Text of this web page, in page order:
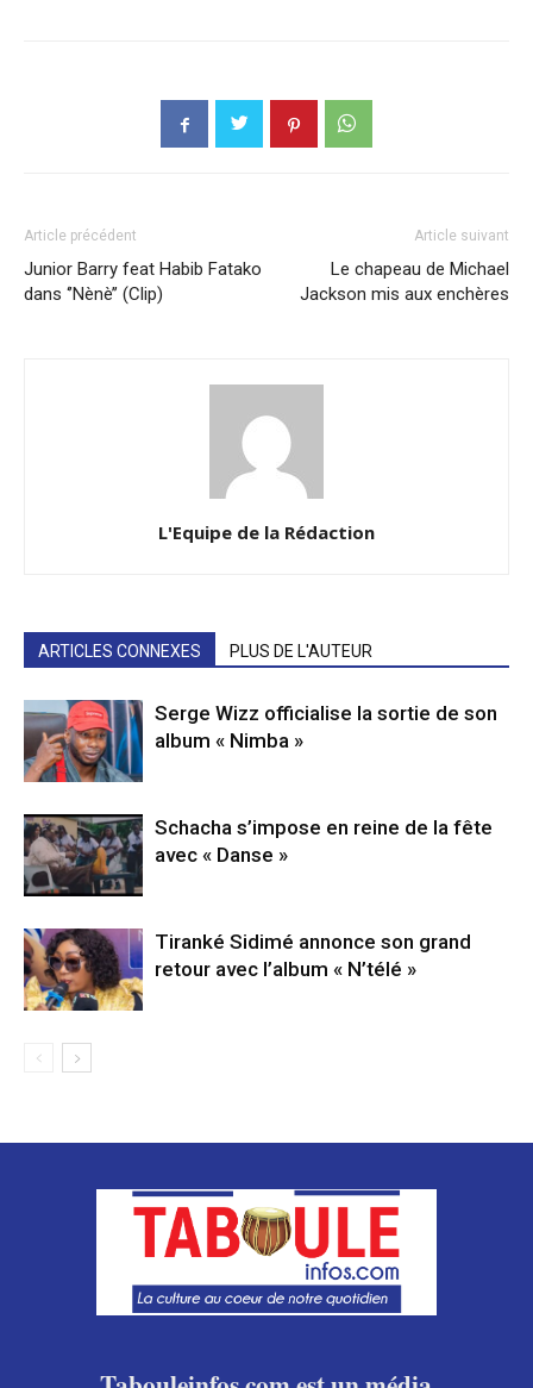
Article précédent
Junior Barry feat Habib Fatako
dans ‘’Nènè’’ (Clip)
Article suivant
Le chapeau de Michael
Jackson mis aux enchères
L'Equipe de la Rédaction
ARTICLES CONNEXES PLUS DE L'AUTEUR
Serge Wizz officialise la sortie de son
album « Nimba »
Schacha s’impose en reine de la fête
avec « Danse »
Tiranké Sidimé annonce son grand
retour avec l’album « N’télé »